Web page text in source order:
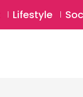
Lifestyle